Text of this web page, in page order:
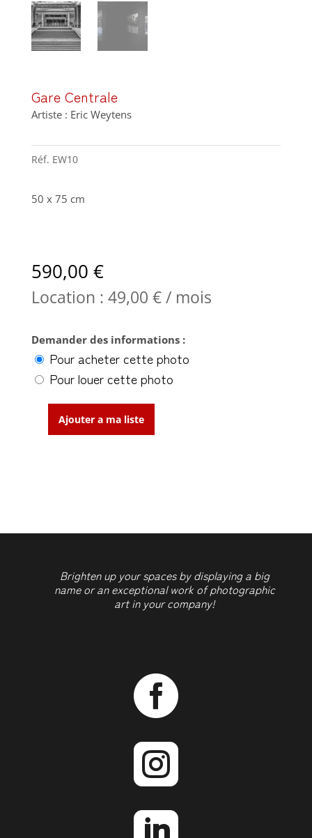
Gare Centrale
Artiste : Eric Weytens
Réf. EW10
50 x 75 cm
590,00 €
Location : 49,00 €/ mois
Demander des informations :
Pour acheter cette photo
Pour louer cette photo
quantitéAjouter a ma liste
Brighten up your spaces by displaying a big
name or an exceptional work of photographic
art in your company!

